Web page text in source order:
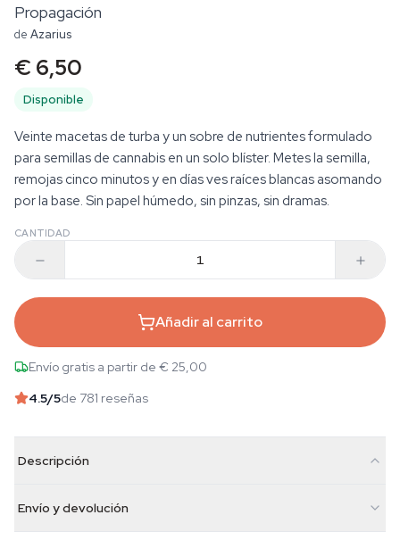
Propagación
de Azarius
€ 6,50
Disponible
Veinte macetas de turba y un sobre de nutrientes formulado
para semillas de cannabis en un solo blíster. Metes la semilla,
remojas cinco minutos y en días ves raíces blancas asomando
por la base. Sin papel húmedo, sin pinzas, sin dramas.
CANTIDAD
Añadir al carrito
Envío gratis a partir de € 25,00
4.5/5de 781 reseñas
Descripción
Envío y devolución